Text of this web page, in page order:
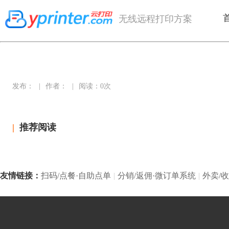
无线远程打印方案
发布： 作者： 阅读：0次
| 推荐阅读
友情链接： 扫码/点餐·自助点单 | 分销/返佣·微订单系统 | 外卖/